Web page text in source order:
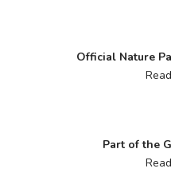
Official Nature
Part of the